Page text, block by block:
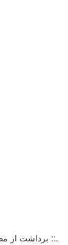
.:: برداشت با ذکر مبنع و آدرس به صورت لینک بلامانع است ::.